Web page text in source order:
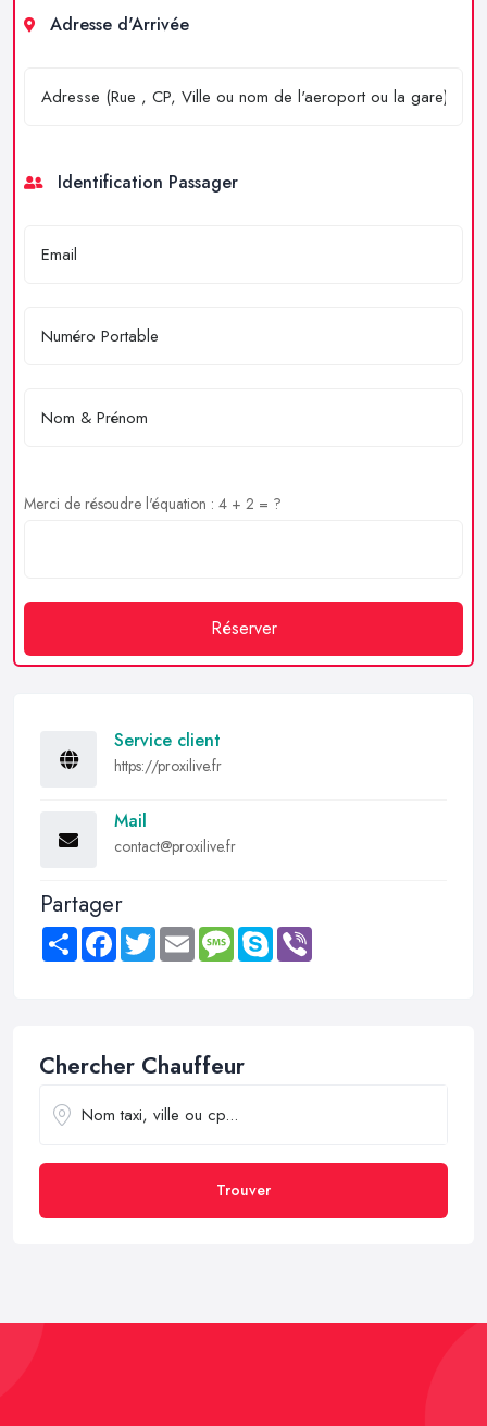
Adresse d'Arrivée
Identification Passager
Merci de résoudre l'équation : 4 + 2 = ?
Réserver
Service client
https://proxilive.fr
Mail
contact@proxilive.fr
Partager
Share FacebookTwitter Email MessageSkype
Chercher Chauffeur
Trouver